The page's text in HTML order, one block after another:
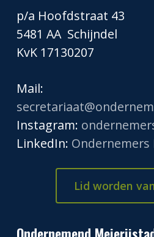
p/a Hoofdstraat 43
5481 AA Schijndel
KvK 17130207
Mail:
Instagram:
LinkedIn: Ondernemers
Lid worden